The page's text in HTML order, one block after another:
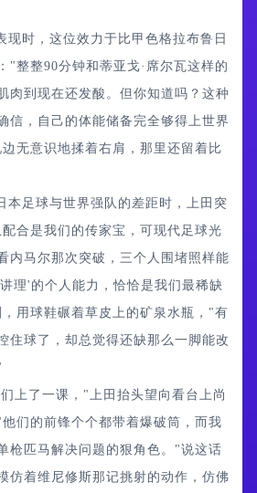
时，这位效力于比甲色格拉布鲁日
"整整90分钟和蒂亚戈·席尔瓦这样的
肉到现在还发酸。但你知道吗？这种
信，自己的体能储备完全够得上世界
无意识地揉着右肩，那里还留着比
足球与世界强队的差距时，上田突
合是我们的传家宝，可现代足球光
内马尔那次突破，三个人围堵照样能
理'的个人能力，恰恰是我们最稀缺
用球鞋碾着草皮上的矿泉水瓶，"有
住球了，却总觉得还缺那么一脚能改
了一课，"上田抬头望向看台上尚
们的前锋个个都带着爆破筒，而我
枪匹马解决问题的狠角色。"说这话
仿着维尼修斯那记挑射的动作，仿佛